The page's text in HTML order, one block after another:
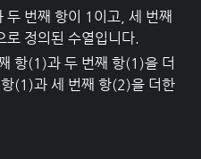
두 번째 항이 1이고, 세 번째
정의된 수열입니다.
항(1)과 두 번째 항(1)을 더
(1)과 세 번째 항(2)을 더한